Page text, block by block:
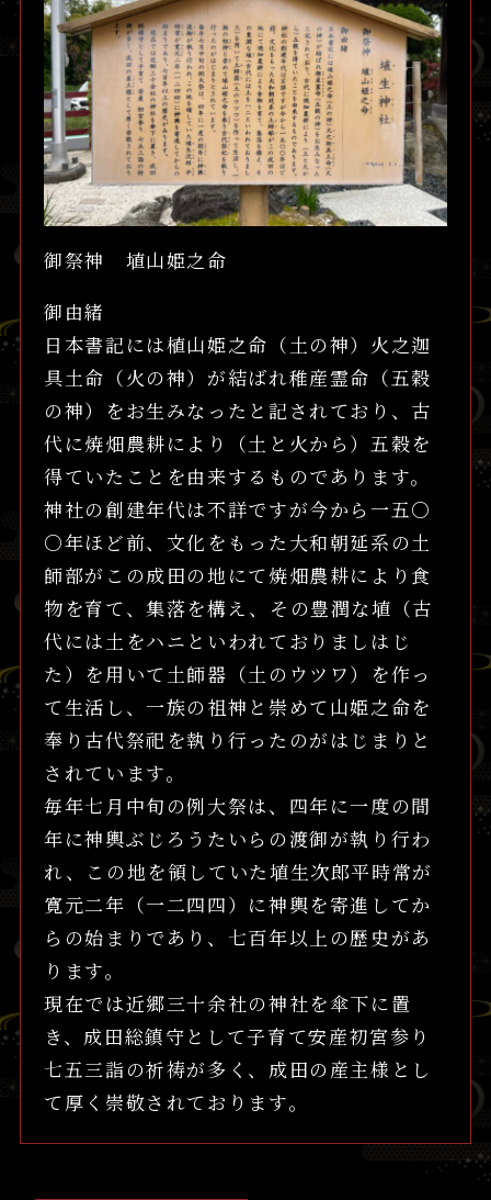
御祭神 埴山姫之命
御由緒
日本書記には植山姫之命（土の神）火之迦
具土命（火の神）が結ばれ稚産霊命（五穀
の神）をお生みなったと記されており、古
代に焼畑農耕により（土と火から）五穀を
得ていたことを由来するものであります。
神社の創建年代は不詳ですが今から一五〇
〇年ほど前、文化をもった大和朝延系の土
師部がこの成田の地にて焼畑農耕により食
物を育て、集落を構え、その豊潤な埴（古
代には土をハニといわれておりましはじ
た）を用いて土師器（土のウツワ）を作っ
て生活し、一族の祖神と崇めて山姫之命を
奉り古代祭祀を執り行ったのがはじまりと
されています。
毎年七月中旬の例大祭は、四年に一度の間
年に神輿ぶじろうたいらの渡御が執り行わ
れ、この地を領していた埴生次郎平時常が
寛元二年（一二四四）に神輿を寄進してか
らの始まりであり、七百年以上の歴史があ
ります。
現在では近郷三十余社の神社を傘下に置
き、成田総鎮守として子育て安産初宮参り
七五三詣の祈祷が多く、成田の産主様とし
て厚く崇敬されております。